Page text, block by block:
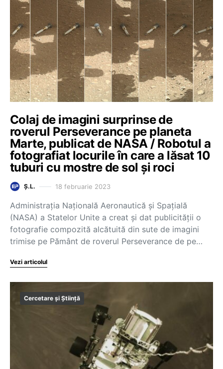
Colaj de imagini surprinse de
roverul Perseverance pe planeta
Marte, publicat de NASA / Robotul a
fotografiat locurile în care a lăsat 10
tuburi cu mostre de sol și roci
Ș.L. 18 februarie 2023
Administraţia Naţională Aeronautică şi Spaţială
(NASA) a Statelor Unite a creat şi dat publicităţii o
fotografie compozită alcătuită din sute de imagini
trimise pe Pământ de roverul Perseverance de pe…
Vezi articolul
Cercetare și Știință